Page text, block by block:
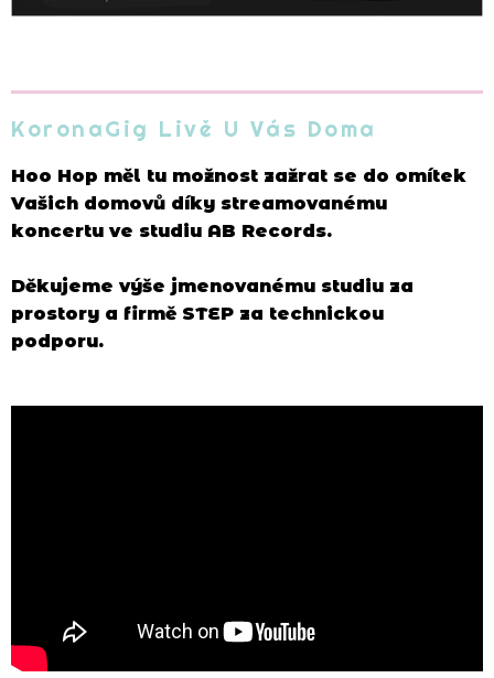
KoronaGig Livě U Vás Doma
Hoo Hop měl tu možnost zažrat se do omítek
Vašich domovů díky streamovanému
koncertu ve studiu AB Records.
Děkujeme výše jmenovanému studiu za
prostory a firmě STEP za technickou
podporu.